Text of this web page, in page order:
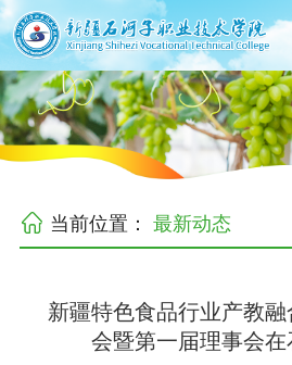
当前位置：最新动态
新疆特色食品行业产教
会暨第一届理事会